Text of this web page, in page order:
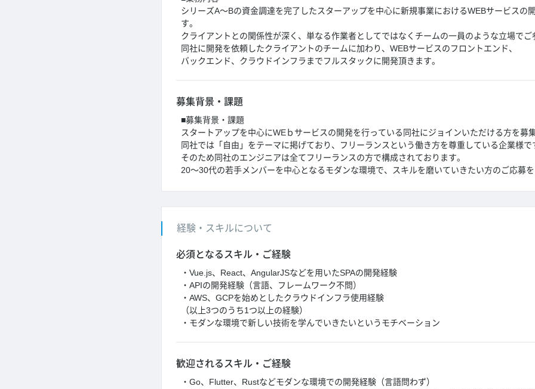
シリーズA～Bの資金調達を完了したスターアップを中心に新規事業におけるWEBサービスの
す。
クライアントとの関係性が深く、単なる作業者としてではなくチームの一員のような立場でご
同社に開発を依頼したクライアントのチームに加わり、WEBサービスのフロントエンド、
バックエンド、クラウドインフラまでフルスタックに開発頂きます。
募集背景・課題
■募集背景・課題
スタートアップを中心にWEｂサービスの開発を行っている同社にジョインいただける方を募
同社では「自由」をテーマに掲げており、フリーランスという働き方を尊重している企業様で
そのため同社のエンジニアは全てフリーランスの方で構成されております。
20～30代の若手メンバーを中心となるモダンな環境で、スキルを磨いていきたい方のご応募
経験・スキルについて
必須となるスキル・ご経験
・Vue.js、React、AngularJSなどを用いたSPAの開発経験
・APIの開発経験（言語、フレームワーク不問）
・AWS、GCPを始めとしたクラウドインフラ使用経験
（以上3つのうち1つ以上の経験）
・モダンな環境で新しい技術を学んでいきたいというモチベーション
歓迎されるスキル・ご経験
・Go、Flutter、Rustなどモダンな環境での開発経験（言語問わず）